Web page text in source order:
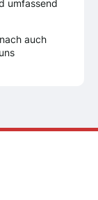
umfassend
auch